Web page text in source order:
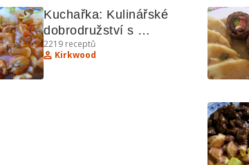
Kuchařka: Kulinářské
dobrodružství s
exotickými recepty
2219 receptů
Kirkwood